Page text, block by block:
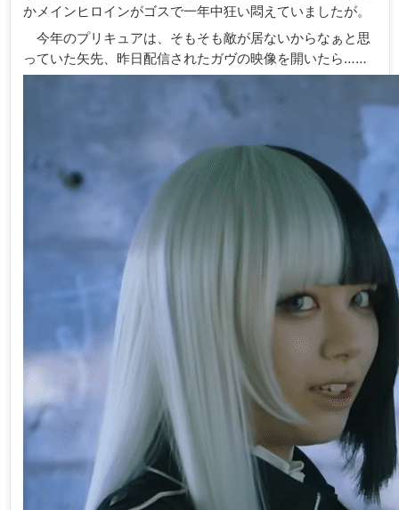
かメインヒロインがゴスで一年中狂い悶えていましたが。
今年のプリキュアは、そもそも敵が居ないからなぁと思
っていた矢先、昨日配信されたガヴの映像を開いたら……